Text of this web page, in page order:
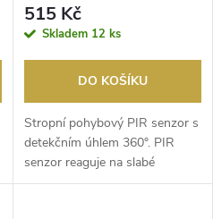
515 Kč
Skladem 12 ks
DO KOŠÍKU
Stropní pohybový PIR senzor s
detekčním úhlem 360°. PIR
senzor reaguje na slabé
infračervené záření ...